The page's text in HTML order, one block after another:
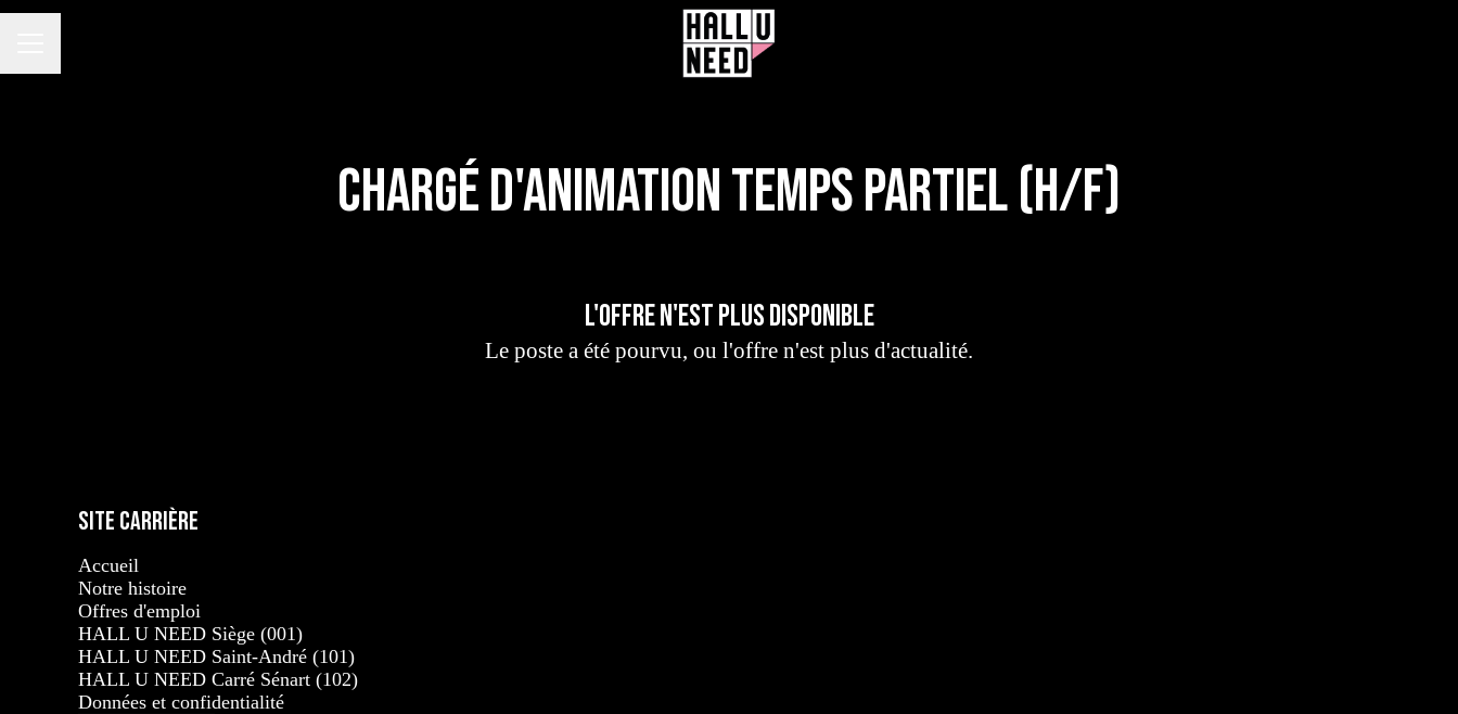
Chargé d'animation Temps Partiel (H/F)
L'offre n'est plus disponible
Le poste a été pourvu, ou l'offre n'est plus d'actualité.
Site carrière
Accueil
Notre histoire
Offres d'emploi
HALL U NEED Siège (001)
HALL U NEED Saint-André (101)
HALL U NEED Carré Sénart (102)
Données et confidentialité